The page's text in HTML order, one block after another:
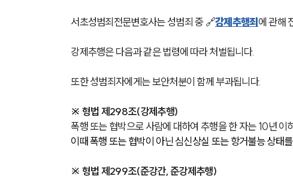
서초성범죄전문변호사는 성범죄 중 🔗강제추행죄 에 관해
강제추행은 다음과 같은 법령에 따라 처벌됩니다.
또한 성범죄자에게는 보안처분이 함께 부과됩니다.
※ 형법 제298조(강제추행)
폭행 또는 협박으로 사람에 대하여 추행을 한 자는 10년
이때 폭행 또는 협박이 아닌 심신상실 또는 항거불능 상태
※ 형법 제299조(준강간, 준강제추행)